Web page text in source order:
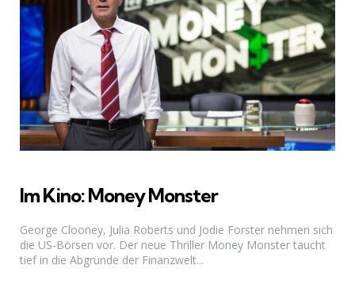
Im Kino: Money Monster
George Clooney, Julia Roberts und Jodie Forster nehmen sich
die US-Börsen vor. Der neue Thriller Money Monster taucht
tief in die Abgründe der Finanzwelt...